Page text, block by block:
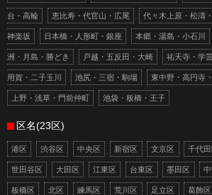
台・高輪 恵比寿・代官山・広尾 代々木上原・松濤
神楽坂 日本橋・人形町・銀座 本郷・湯島・小石川
洲・月島・勝どき 戸越・五反田・大崎 祐天寺・学
用賀・二子玉川 池尻・三宿・駒場 東中野・高円寺
上野・浅草・門前仲町 池袋・板橋・王子
区名(23区)
港区 渋谷区 中央区 新宿区 文京区 千代
世田谷区 大田区 江東区 台東区 墨田区
板橋区 北区 練馬区 荒川区 足立区 葛飾区